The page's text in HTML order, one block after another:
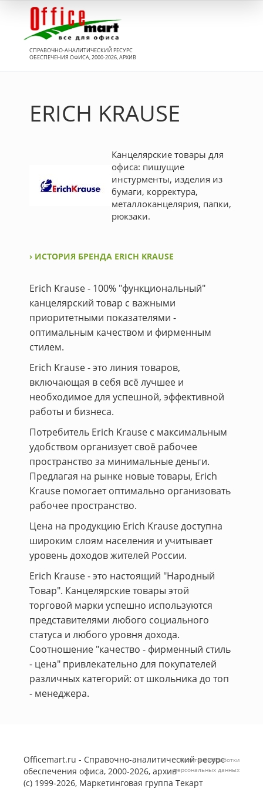
СПРАВОЧНО-АНАЛИТИЧЕСКИЙ РЕСУРС
ОБЕСПЕЧЕНИЯ ОФИСА, 2000-2026, АРХИВ
ERICH KRAUSE
Канцелярские товары для
офиса: пишущие
инстурменты, изделия из
бумаги, корректура,
металлоканцелярия, папки,
рюкзаки.
› ИСТОРИЯ БРЕНДА ERICH KRAUSE
Erich Krause - 100% "функциональный"
канцелярский товар с важными
приоритетными показателями -
оптимальным качеством и фирменным
стилем.
Erich Krause - это линия товаров,
включающая в себя всё лучшее и
необходимое для успешной, эффективной
работы и бизнеса.
Потребитель Erich Krause с максимальным
удобством организует своё рабочее
пространство за минимальные деньги.
Предлагая на рынке новые товары, Erich
Krause помогает оптимально организовать
рабочее пространство.
Цена на продукцию Erich Krause доступна
широким слоям населения и учитывает
уровень доходов жителей России.
Erich Krause - это настоящий "Народный
Товар". Канцелярские товары этой
торговой марки успешно используются
представителями любого социального
статуса и любого уровня дохода.
Соотношение "качество - фирменный стиль
- цена" привлекательно для покупателей
различных категорий: от школьника до топ
- менеджера.
Officemart.ru - Справочно-аналитический ресурс
обеспечения офиса, 2000-2026, архив
(с) 1999-2026, Маркетинговая группа Текарт
Политика обработки
персональных данных